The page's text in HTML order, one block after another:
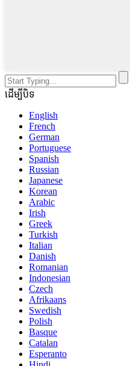
ដើម្បីបិទ
English
French
German
Portuguese
Spanish
Russian
Japanese
Korean
Arabic
Irish
Greek
Turkish
Italian
Danish
Romanian
Indonesian
Czech
Afrikaans
Swedish
Polish
Basque
Catalan
Esperanto